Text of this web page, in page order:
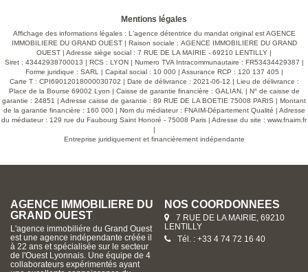
m²/13,45 M²), une salle d'eau avec wc séparé et
pièce de 17 m² ( salle de sport, séjour,bureau...) le tout
communiquant sur la terrasse et la piscine. Exposition plein
sud offrant une belle luminosité tout au long de la
Terrasse donnant sur l'extérieur avec jacuzzi et espace
détente. Une cuisine d été complète cette belle
familiale sans aucun vis à vis. Garage double (
cave semi-enterrée. Photos d ameublement en IA.
Mentions légales
Affichage des informations légales : L'agence détentrice du mandat original est AGENCE
IMMOBILIERE DU GRAND OUEST | Raison sociale : AGENCE IMMOBILIERE DU GRAND
OUEST | Adresse siège social : 7 RUE DE LA MAIRIE - 69210 LENTILLY |
Siret : 43442938700013 | RCS : LYON | Numero TVA Intracommunautaire : FR53434429387 |
Forme juridique : SARL | Capital social : 10 000 | Assurance RCP : 120 137 405 |
Carte T : CPI69012018000030702 | Date de délivrance : 2021-06-12 | Lieu de délivrance :
Place de la Bourse 69002 Lyon | Caisse de garantie financière : GALIAN. | N° de caisse de
garantie : 24851 | Adresse caisse de garantie : 89 RUE DE LA BOETIE 75008 PARIS | Montant
de la garantie financière : 160 000 | Nom du médiateur : FNAIM-Département Qualité | Adresse
du médiateur : 129 rue du Faubourg Saint Honoré - 75008 Paris | Adresse du site : www.fnaim.fr
Entreprise juridiquement et financièrement indépendante
AGENCE IMMOBILIERE DU
GRAND OUEST
L'agence immobiliére du Grand Ouest
est une agence indépendante créée il
à 22 ans et spécialisée sur le secteur
de l'Ouest Lyonnais. Une équipe de 4
collaborateurs expérimentés ayant
NOS COORDONNÉES
7 RUE DE LA MAIRIE, 69210
LENTILLY
Tél. : +33 4 74 72 16 40